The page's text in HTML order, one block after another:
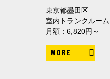
東京都墨田区
室内トランクルーム
月額：6,820円～
MORE